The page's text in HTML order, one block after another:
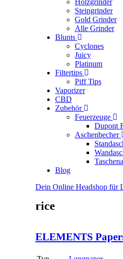
Holzgrinder
Steingrinder
Gold Grinder
Alle Grinder
Blunts
Cyclones
Juicy
Platinum
Filtertips
Piff Tips
Vaporizer
CBD
Zubehör
Feuerzeuge
Dupont
Aschenbecher
Blog
Dein Online Headshop für
rice
ELEMENTS